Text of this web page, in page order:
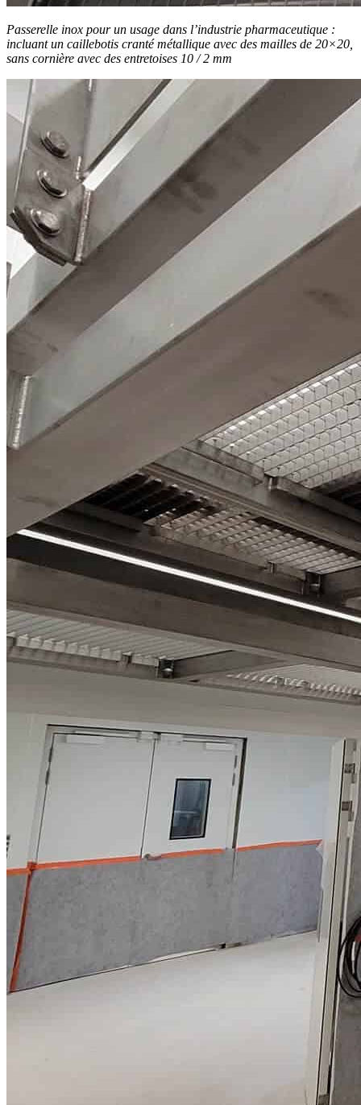
Passerelle inox pour un usage dans l’industrie pharmaceutique :
incluant un caillebotis cranté métallique avec des mailles de 20×20,
sans cornière avec des entretoises 10 / 2 mm